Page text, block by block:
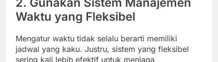
Waktu yang Fleksibel
Mengatur waktu tidak selalu berarti memiliki
jadwal yang kaku. Justru, sistem yang fleksibel
sering kali lebih efektif untuk menjaga